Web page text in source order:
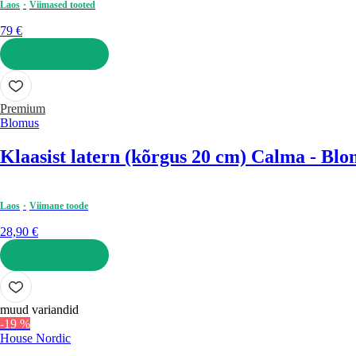
Laos Viimased tooted
79 €
LISA OSTUKORVI
Premium
Blomus
Klaasist latern (kõrgus 20 cm) Calma -
Laos Viimane toode
28,90 €
LISA OSTUKORVI
muud variandid
-19 %
House Nordic